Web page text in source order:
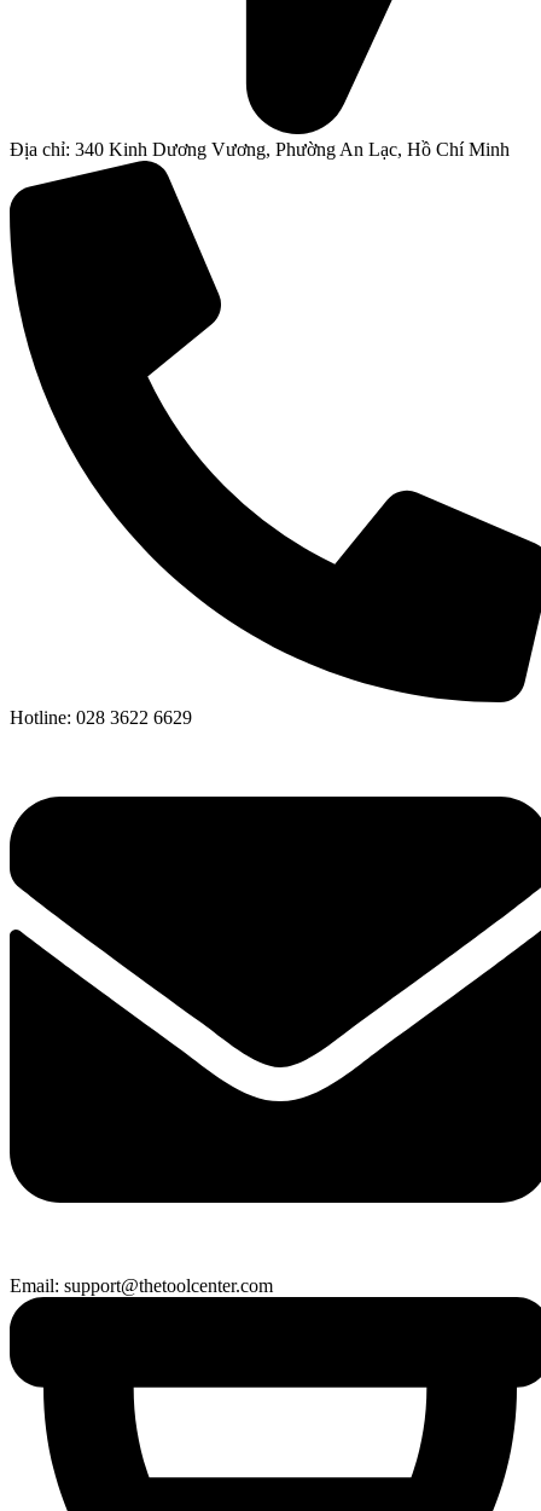
Địa chỉ: 340 Kinh Dương Vương, Phường An Lạc, Hồ Chí Minh
Hotline: 028 3622 6629
Email: support@thetoolcenter.com